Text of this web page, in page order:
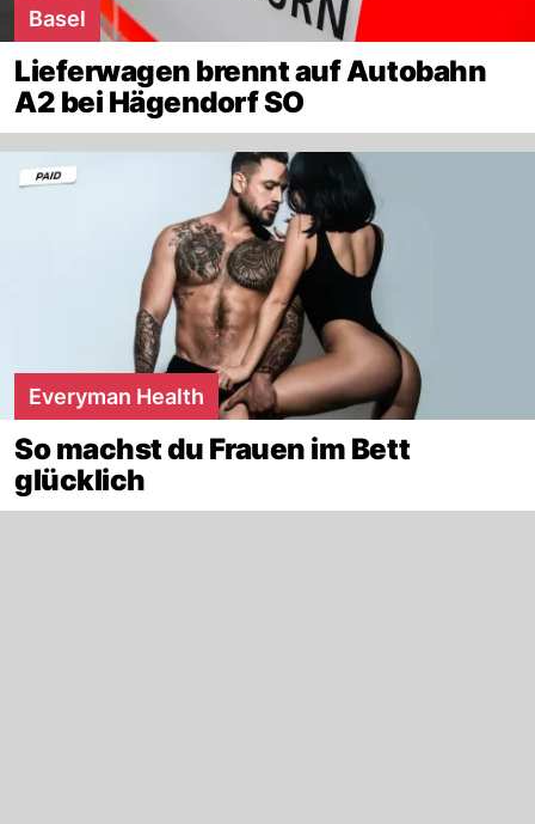
Basel
Lieferwagen brennt auf Autobahn
A2 bei Hägendorf SO
Everyman Health
So machst du Frauen im Bett
glücklich